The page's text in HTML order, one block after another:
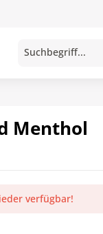
Menthol
verfügbar!